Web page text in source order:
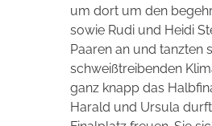
um dort um den
sowie Rudi und Heidi
Paaren an und tanzten
schweißtreibenden
ganz knapp das
Harald und Ursula